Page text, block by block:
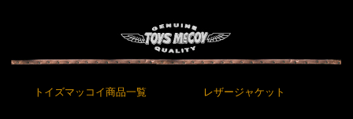
トイズマッコイ商品一覧 レザージャケット